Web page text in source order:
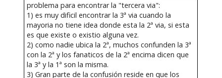
problema para encontrar la "tercera via":
1) es muy dificil encontrar la 3ª via cuando la
mayoria no tiene idea donde esta la 2ª via, si esta
es que existe o existio alguna vez.
2) como nadie ubica la 2ª, muchos confunden la 3ª
con la 2ª y los fanaticos de la 2ª encima dicen que
la 3ª y la 1ª son la misma.
3) Gran parte de la confusión reside en que los